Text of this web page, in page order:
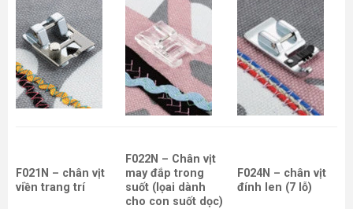
F021N – chân vịt
viền trang trí
F022N – Chân vịt
may đắp trong
suốt (lọai dành
cho con suốt dọc)
F024N – chân vịt
đính len (7 lỗ)